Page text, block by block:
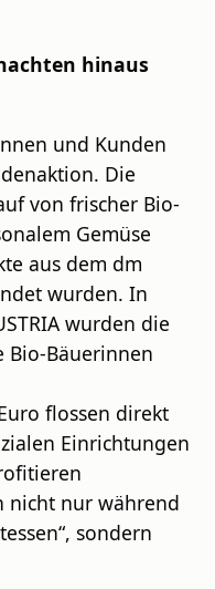
hinaus
und Kunden
Die
von frischer Bio-
Gemüse
aus dem dm
wurden. In
wurden die
Bio-Bäuerinnen
flossen direkt
Einrichtungen
nicht nur während
sondern